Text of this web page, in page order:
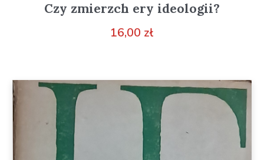
Czy zmierzch ery ideologii?
16,00 zł